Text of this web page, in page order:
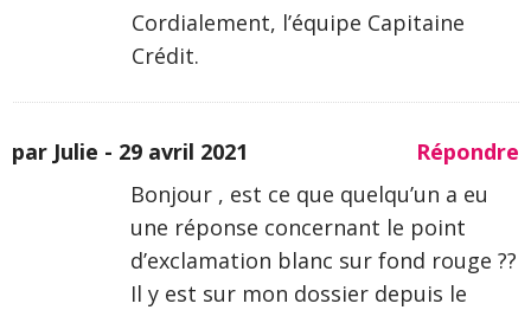
Cordialement, l’équipe Capitaine
Crédit.
par Julie - 29 avril 2021
Répondre
Bonjour , est ce que quelqu’un a eu
une réponse concernant le point
d’exclamation blanc sur fond rouge ??
Il y est sur mon dossier depuis le